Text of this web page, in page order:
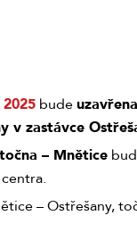
bude
v zastávce
– Mnětice
– Ostřešany,